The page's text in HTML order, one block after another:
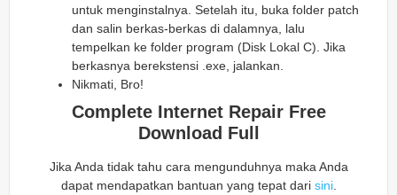
untuk menginstalnya. Setelah itu, buka folder patch
dan salin berkas-berkas di dalamnya, lalu
tempelkan ke folder program (Disk Lokal C). Jika
berkasnya berekstensi .exe, jalankan.
Nikmati, Bro!
Complete Internet Repair Free
Download Full
Jika Anda tidak tahu cara mengunduhnya maka Anda
dapat mendapatkan bantuan yang tepat dari sini.